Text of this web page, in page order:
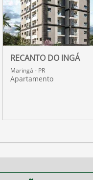
RECANTO DO INGÁ
Maringá - PR
Apartamento